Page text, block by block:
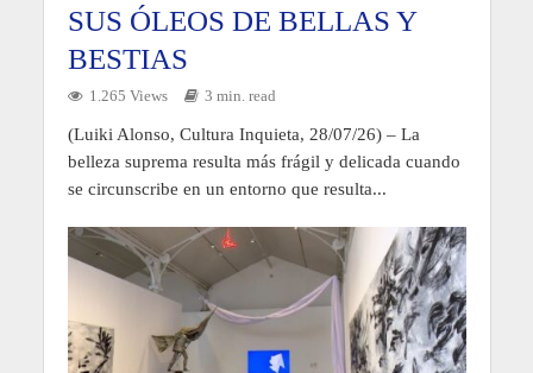
SUS ÓLEOS DE BELLAS Y
BESTIAS
1.265 Views 3 min. read
(Luiki Alonso, Cultura Inquieta, 28/07/26) – La
belleza suprema resulta más frágil y delicada cuando
se circunscribe en un entorno que resulta...